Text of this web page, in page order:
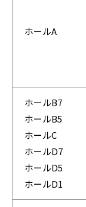
ホールA
ホールB7
ホールB5
ホールC
ホールD7
ホールD5
ホールD1